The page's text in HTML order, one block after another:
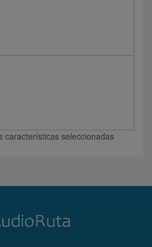
características seleccionadas